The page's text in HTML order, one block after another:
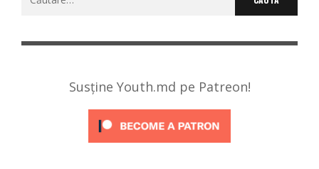
Susține Youth.md pe Patreon!